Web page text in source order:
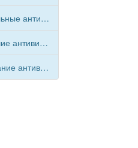
AV-Test 2026: Лучшие мобильные антивирусы для Android
AV-Comparatives 2025: Лучшие антивирусы для Android
MRG Effitas 2023: Тестирование антивирусов для Android